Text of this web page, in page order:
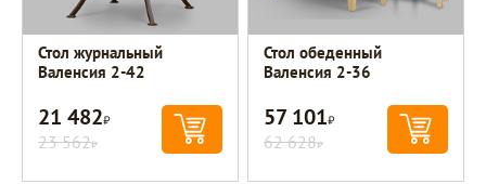
Стол журнальный
Валенсия 2-42
21 482Р
23 562Р
Стол обеденный
Валенсия 2-36
57 101Р
62 628Р